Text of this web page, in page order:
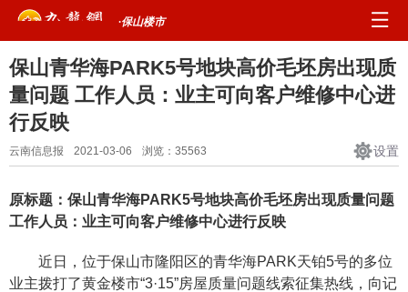
·保山楼市
保山青华海PARK5号地块高价毛坯房出现质
量问题 工作人员：业主可向客户维修中心进
行反映
云南信息报 2021-03-06 浏览： 35563 设置
原标题：保山青华海PARK5号地块高价毛坯房出现质量问题
工作人员：业主可向客户维修中心进行反映
近日，位于保山市隆阳区的青华海PARK天铂5号的多位
业主拨打了黄金楼市“3·15”房屋质量问题线索征集热线，向记